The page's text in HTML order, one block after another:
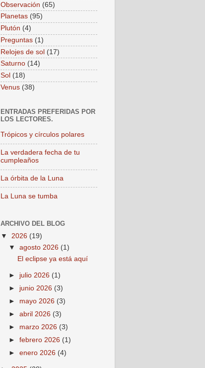
Observación (65)
Planetas (95)
Plutón (4)
Preguntas (1)
Relojes de sol (17)
Saturno (14)
Sol (18)
Venus (38)
ENTRADAS PREFERIDAS POR
LOS LECTORES.
Trópicos y círculos polares
La verdadera fecha de tu
cumpleaños
La órbita de la Luna
La Luna se tumba
ARCHIVO DEL BLOG
▼ 2026 (19)
▼agosto 2026 (1)
El eclipse ya está aquí
► julio 2026 (1)
► junio 2026 (3)
► mayo 2026 (3)
►abril 2026 (3)
► marzo 2026 (3)
►febrero 2026 (1)
►enero 2026 (4)